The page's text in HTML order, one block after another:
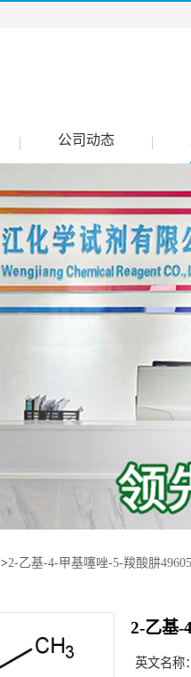
公司动态
>2-乙基-4-甲基噻唑-5-羧酸肼
2-乙基-
英文名称